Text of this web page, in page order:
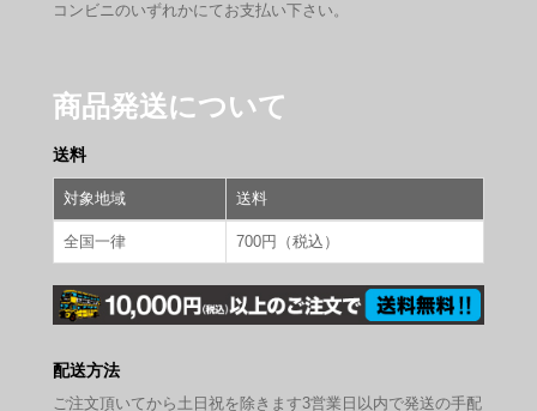
コンビニのいずれかにてお支払い下さい。
商品発送について
送料
対象地域 送料
全国一律 700円（税込）
配送方法
ご注文頂いてから土日祝を除きます3営業日以内で発送の手配